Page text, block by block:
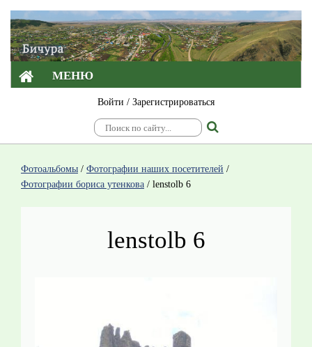
МЕНЮ
Войти / Зарегистрироваться
Фотоальбомы / Фотографии наших посетителей /
Фотографии бориса утенкова / lenstolb 6
lenstolb 6